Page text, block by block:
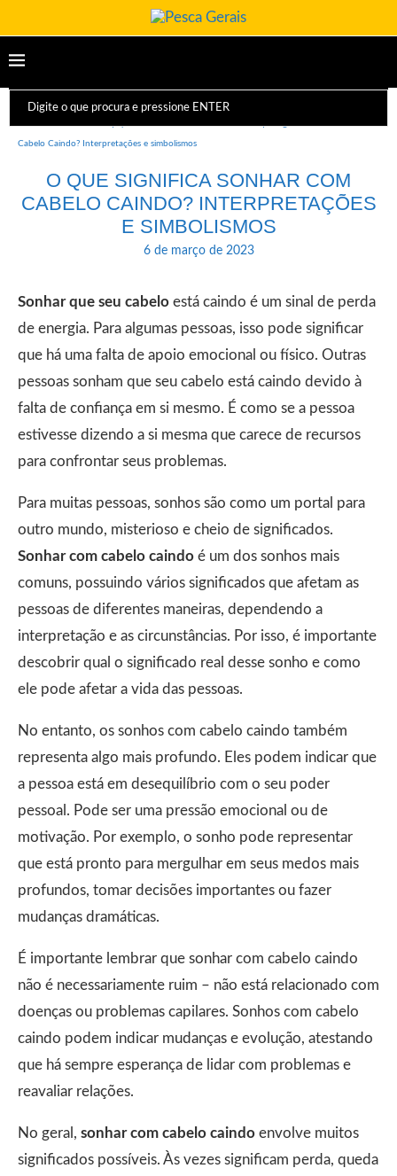
Cabelo Caindo? Interpretações e simbolismos
O QUE SIGNIFICA SONHAR COM
CABELO CAINDO? INTERPRETAÇÕES
E SIMBOLISMOS
6 de março de 2023
Sonhar que seu cabelo está caindo é um sinal de perda
de energia. Para algumas pessoas, isso pode significar
que há uma falta de apoio emocional ou físico. Outras
pessoas sonham que seu cabelo está caindo devido à
falta de confiança em si mesmo. É como se a pessoa
estivesse dizendo a si mesma que carece de recursos
para confrontar seus problemas.
Para muitas pessoas, sonhos são como um portal para
outro mundo, misterioso e cheio de significados.
Sonhar com cabelo caindo é um dos sonhos mais
comuns, possuindo vários significados que afetam as
pessoas de diferentes maneiras, dependendo a
interpretação e as circunstâncias. Por isso, é importante
descobrir qual o significado real desse sonho e como
ele pode afetar a vida das pessoas.
No entanto, os sonhos com cabelo caindo também
representa algo mais profundo. Eles podem indicar que
a pessoa está em desequilíbrio com o seu poder
pessoal. Pode ser uma pressão emocional ou de
motivação. Por exemplo, o sonho pode representar
que está pronto para mergulhar em seus medos mais
profundos, tomar decisões importantes ou fazer
mudanças dramáticas.
É importante lembrar que sonhar com cabelo caindo
não é necessariamente ruim – não está relacionado com
doenças ou problemas capilares. Sonhos com cabelo
caindo podem indicar mudanças e evolução, atestando
que há sempre esperança de lidar com problemas e
reavaliar relações.
No geral, sonhar com cabelo caindo envolve muitos
significados possíveis. Às vezes significam perda, queda